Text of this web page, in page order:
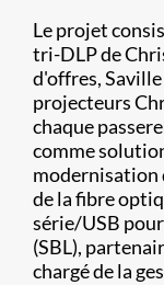
Le projet
tri-DLP de
d'offres,
projecteurs
chaque
comme
modernisation
de la fibre
série/USB
(SBL),
chargé de la